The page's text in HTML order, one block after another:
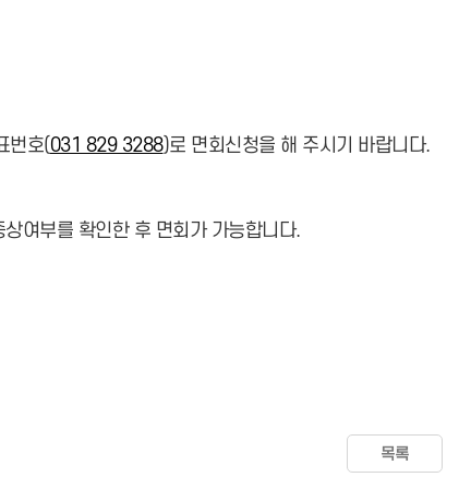
번호(031 829 3288)로 면회신청을 해 주시기 바랍니다.
여부를 확인한 후 면회가 가능합니다.
목록